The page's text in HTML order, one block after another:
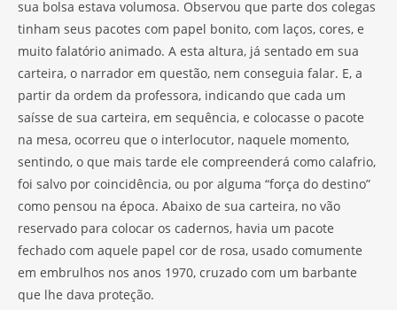
sua bolsa estava volumosa. Observou que parte dos colegas
tinham seus pacotes com papel bonito, com laços, cores, e
muito falatório animado. A esta altura, já sentado em sua
carteira, o narrador em questão, nem conseguia falar. E, a
partir da ordem da professora, indicando que cada um
saísse de sua carteira, em sequência, e colocasse o pacote
na mesa, ocorreu que o interlocutor, naquele momento,
sentindo, o que mais tarde ele compreenderá como calafrio,
foi salvo por coincidência, ou por alguma “força do destino”
como pensou na época. Abaixo de sua carteira, no vão
reservado para colocar os cadernos, havia um pacote
fechado com aquele papel cor de rosa, usado comumente
em embrulhos nos anos 1970, cruzado com um barbante
que lhe dava proteção.